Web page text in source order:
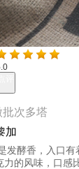
次多塔
加
发酵香，入口
的风味，口感